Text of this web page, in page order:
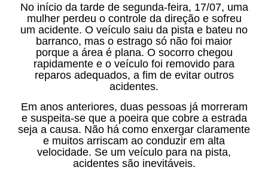
No início da tarde de segunda-feira, 17/07, uma
mulher perdeu o controle da direção e sofreu
um acidente. O veículo saiu da pista e bateu no
barranco, mas o estrago só não foi maior
porque a área é plana. O socorro chegou
rapidamente e o veículo foi removido para
reparos adequados, a fim de evitar outros
acidentes.
Em anos anteriores, duas pessoas já morreram
e suspeita-se que a poeira que cobre a estrada
seja a causa. Não há como enxergar claramente
e muitos arriscam ao conduzir em alta
velocidade. Se um veículo para na pista,
acidentes são inevitáveis.